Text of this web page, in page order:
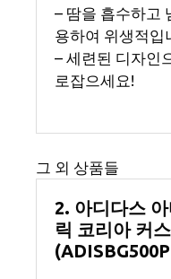
– 땀을 흡수하고
용하여 위생적입
– 세련된 디자인
로잡으세요!
그 외 상품들
2. 아디다스
릭 코리아 커